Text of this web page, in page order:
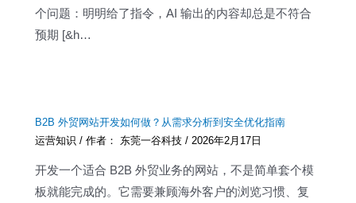
个问题：明明给了指令，AI 输出的内容却总是不符合
预期 [&h…
B2B 外贸网站开发如何做？从需求分析到安全优化指南
运营知识 / 作者： 东莞一谷科技/ 2026年2月17日
开发一个适合 B2B 外贸业务的网站，不是简单套个模
板就能完成的。它需要兼顾海外客户的浏览习惯、复